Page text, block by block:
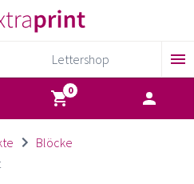
Lettershop
Blöcke